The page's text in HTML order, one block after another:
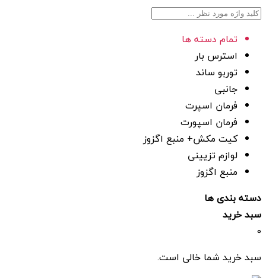
تمام دسته ها
استرس بار
توربو ساند
جانبی
فرمان اسپرت
فرمان اسپورت
کیت مکش+ منبع اگزوز
لوازم تزیینی
منبع اگزوز
دسته بندی ها
سبد خرید
0
سبد خرید شما خالی است.